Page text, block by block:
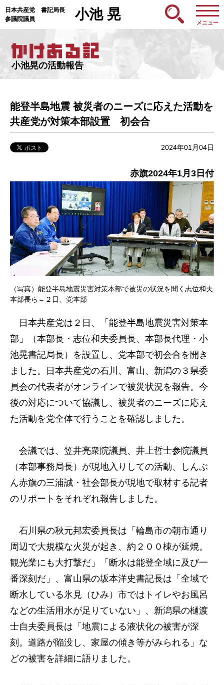
日本共産党 書記局長
参議院議員
小池 晃
メニュー
小池晃の活動報告
能登半島地震 被災者のニーズに応えた活動を
共産党が対策本部設置 初会合
2024年01月04日
赤旗2024年1月3日付
（写真）能登半島地震災害対策本部で被災の状況を聞く志位和夫
本部長ら＝２日、党本部
日本共産党は２日、「能登半島地震災害対策本
部」（本部長・志位和夫委員長、本部長代理・小
池晃書記局長）を設置し、党本部で初会合を開き
ました。日本共産党の石川、富山、新潟の３県委
員会の代表者がオンラインで被災状況を報告。今
後の対応について協議し、被災者のニーズに応え
た活動を党全体で行うことを確認しました。
会議では、笠井亮衆院議員、井上哲士参院議員
（本部事務局長）が現地入りしての活動、しんぶ
ん赤旗の三浦誠・社会部長が現地で取材する記者
のリポートをそれぞれ報告しました。
石川県の秋元邦宏委員長は「輪島市の朝市通り
周辺で大規模な火災が起き、約２００棟が延焼。
観光業にも大打撃だ」「断水は能登全域に及び一
番深刻だ」、富山県の坂本洋史書記長は「全域で
断水している氷見（ひみ）市ではトイレやお風呂
などの生活用水が足りていない」、新潟県の樋渡
士自夫委員長は「地震による液状化の被害が深
刻。道路が陥没し、家屋の傾き等がみられる」な
どの被害を詳細に語りました。